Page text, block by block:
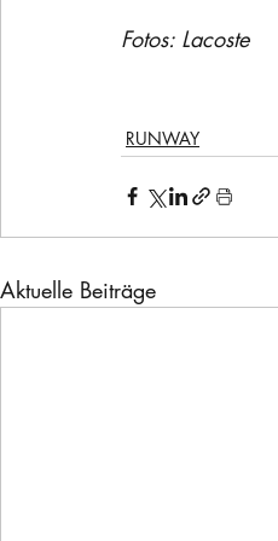
Fotos: Lacoste
RUNWAY
Aktuelle Beiträge